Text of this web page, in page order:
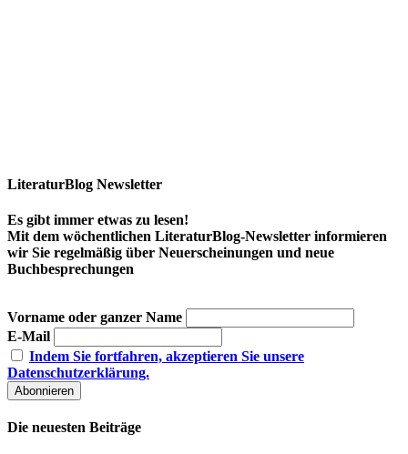
LiteraturBlog Newsletter
Es gibt immer etwas zu lesen!
Mit dem wöchentlichen LiteraturBlog-Newsletter informieren
wir Sie regelmäßig über Neuerscheinungen und neue
Buchbesprechungen
Vorname oder ganzer Name
E-Mail
Indem Sie fortfahren, akzeptieren Sie unsere
Datenschutzerklärung.
Die neuesten Beiträge